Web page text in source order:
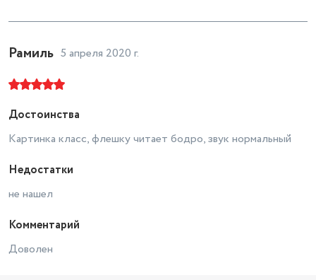
Рамиль 5 апреля 2020 г.
Достоинства
Картинка класс, флешку читает бодро, звук нормальный
Недостатки
не нашел
Комментарий
Доволен